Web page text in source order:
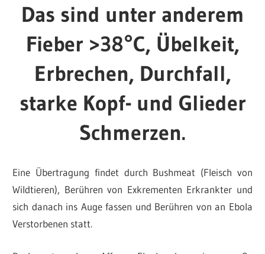
Das sind unter anderem
Fieber >38°C, Übelkeit,
Erbrechen, Durchfall,
starke Kopf- und Glieder
Schmerzen.
Eine Übertragung findet durch Bushmeat (Fleisch von
Wildtieren), Berühren von Exkrementen Erkrankter und
sich danach ins Auge fassen und Berühren von an Ebola
Verstorbenen statt.